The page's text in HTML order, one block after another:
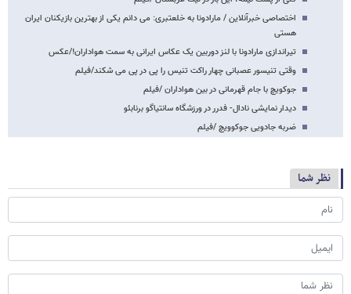
اختصاصی خبرآنلاین / مارادونا به خلعتبری: می دانم یکی از بهترین بازیکنان ایران
هستی
تیراندازی مارادونا با لنز دوربین یک عکاس ایرانی به سمت هواداران!/عکس
وقتی تنیسور عصبانی چهار راکت تنیس را پی در پی می شکند/فیلم
جوکویچ با جام قهرمانی در بین هواداران /فیلم
دیدار نمایشی نادال- فدرر در ورزشگاه سانتیاگو برنابئو
ضربه جادویی جوکوویچ /فیلم
نظر شما